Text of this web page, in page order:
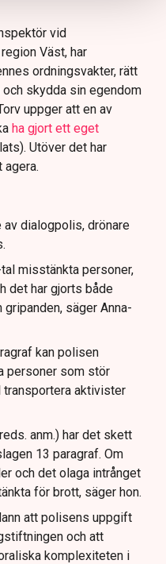
vid
Väst, har
ordningsvakter, rätt
skydda sin egendom
uppger att en av
ha gjort ett eget
Utöver det har
dialogpolis, drönare
misstänkta personer,
det har gjorts både
säger Anna-
kan polisen
personer som stör
transportera aktivister
anm.) har det skett
13 paragraf. Om
och det olaga intrånget
för brott, säger hon.
att polisens uppgift
och att
komplexiteten i